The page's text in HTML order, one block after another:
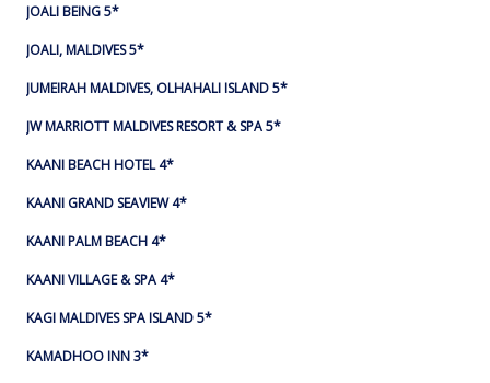
JOALI BEING 5*
JOALI, MALDIVES 5*
JUMEIRAH MALDIVES, OLHAHALI ISLAND 5*
JW MARRIOTT MALDIVES RESORT & SPA 5*
KAANI BEACH HOTEL 4*
KAANI GRAND SEAVIEW 4*
KAANI PALM BEACH 4*
KAANI VILLAGE & SPA 4*
KAGI MALDIVES SPA ISLAND 5*
KAMADHOO INN 3*